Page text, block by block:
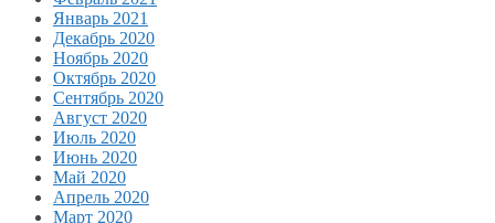
Январь 2021
Декабрь 2020
Ноябрь 2020
Октябрь 2020
Сентябрь 2020
Август 2020
Июль 2020
Июнь 2020
Май 2020
Апрель 2020
Март 2020